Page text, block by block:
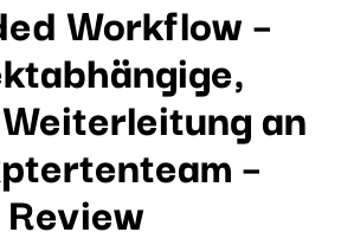
Workflow –
an
–
Review